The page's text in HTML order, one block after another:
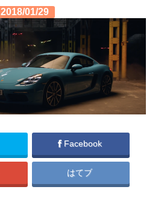
2018/01/29
Facebook
はてブ